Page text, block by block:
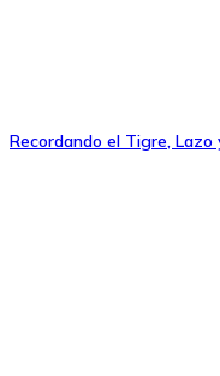
Recordando el Tigre,